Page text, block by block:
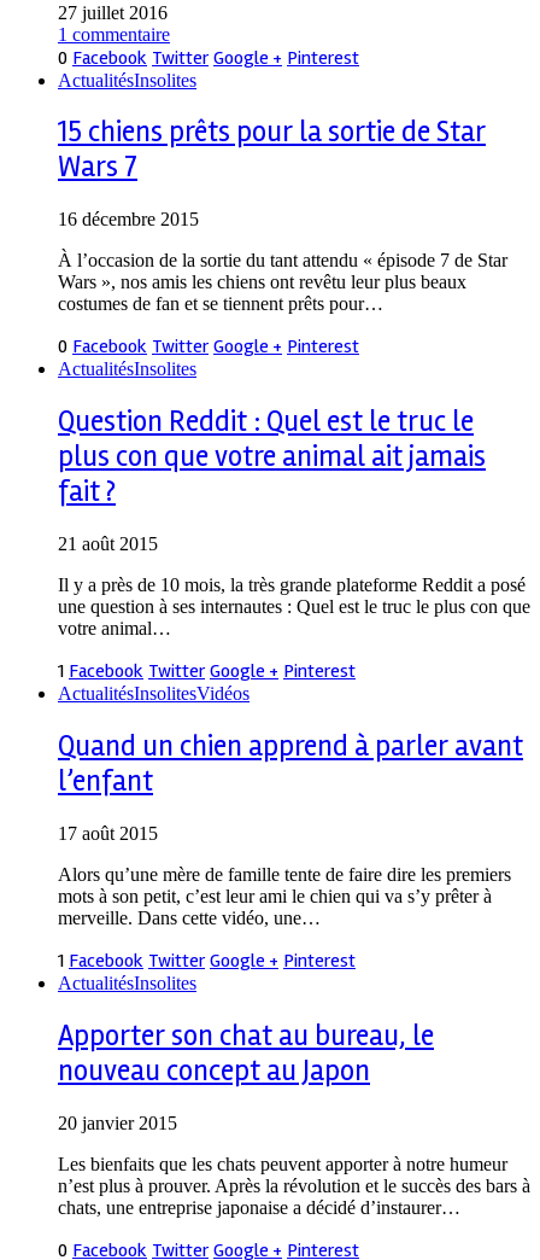
27 juillet 2016
1 commentaire
0 Facebook Twitter Google + Pinterest
ActualitésInsolites
15 chiens prêts pour la sortie de Star
Wars 7
16 décembre 2015
À l’occasion de la sortie du tant attendu « épisode 7 de Star
Wars », nos amis les chiens ont revêtu leur plus beaux
costumes de fan et se tiennent prêts pour…
0 Facebook Twitter Google + Pinterest
ActualitésInsolites
Question Reddit : Quel est le truc le
plus con que votre animal ait jamais
fait ?
21 août 2015
Il y a près de 10 mois, la très grande plateforme Reddit a posé
une question à ses internautes : Quel est le truc le plus con que
votre animal…
1 Facebook Twitter Google + Pinterest
ActualitésInsolitesVidéos
Quand un chien apprend à parler avant
l’enfant
17 août 2015
Alors qu’une mère de famille tente de faire dire les premiers
mots à son petit, c’est leur ami le chien qui va s’y prêter à
merveille. Dans cette vidéo, une…
1 Facebook Twitter Google + Pinterest
ActualitésInsolites
Apporter son chat au bureau, le
nouveau concept au Japon
20 janvier 2015
Les bienfaits que les chats peuvent apporter à notre humeur
n’est plus à prouver. Après la révolution et le succès des bars à
chats, une entreprise japonaise a décidé d’instaurer…
0 Facebook Twitter Google + Pinterest